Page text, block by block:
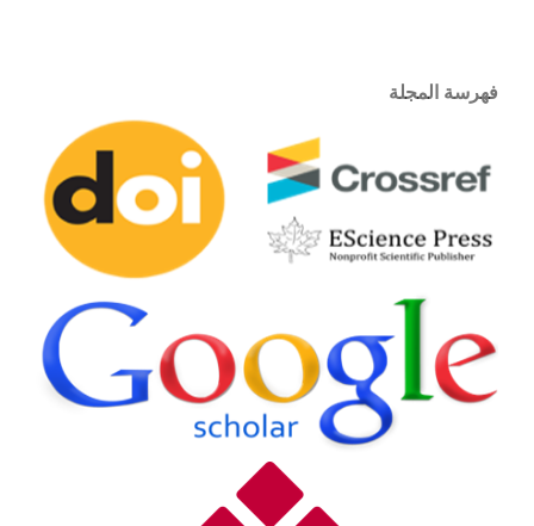
فهرسة المجلة